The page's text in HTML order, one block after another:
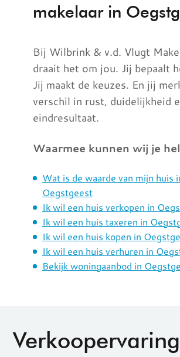
makelaar in
Bij Wilbrink & v.d. Vlugt
draait het om jou. Jij bepaalt
Jij maakt de keuzes. En jij
verschil in rust, duidelijkheid
eindresultaat.
Waarmee kunnen wij je
Wat is de waarde van mijn huis
Oegstgeest
Ik wil een huis verkopen in
Ik wil een huis taxeren in
Ik wil een huis kopen in
Ik wil een huis verhuren in
Bekijk woningaanbod in